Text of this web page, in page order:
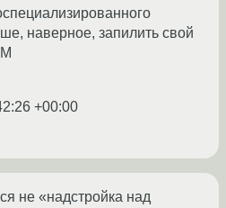
наверное, запилить свой
+00:00
не «надстройка над